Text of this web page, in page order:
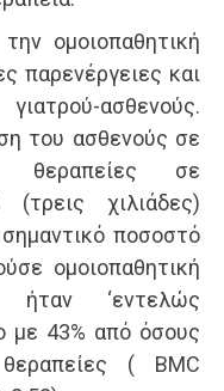
ομοιοπαθητική
παρενέργειες και
ασθενούς.
του ασθενούς σε
θεραπείες σε
χιλιάδες)
ποσοστό
ομοιοπαθητική
ήταν ‘εντελώς
με 43% από όσους
( BMC